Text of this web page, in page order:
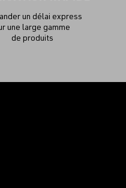
un délai express
une large gamme
de produits